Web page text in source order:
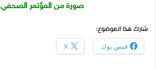
صورة من المؤتمر الصحفي
شارك هذا الموضوع:
فيس بوك X